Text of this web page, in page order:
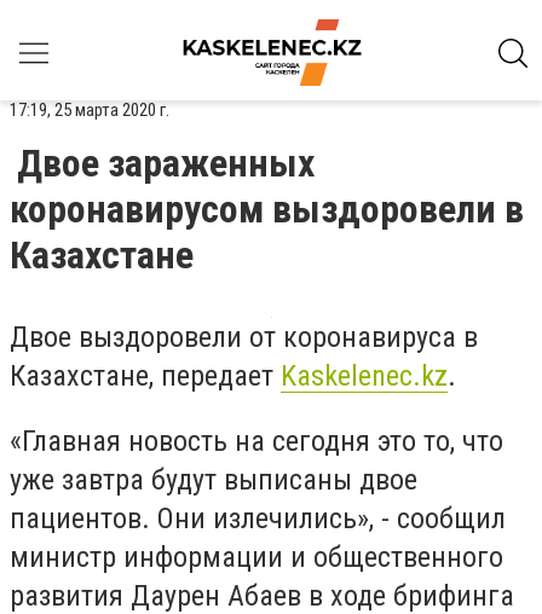
17:19, 25 марта 2020 г.
Двое зараженных
коронавирусом выздоровели в
Казахстане
Двое выздоровели от коронавируса в
Казахстане, передает Kaskelenec. kz.
«Главная новость на сегодня это то, что
уже завтра будут выписаны двое
пациентов. Они излечились», - сообщил
министр информации и общественного
развития Даурен Абаев в ходе брифинга